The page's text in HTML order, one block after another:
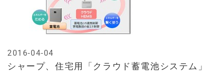
シャープ、住宅用「クラウド蓄電池システム」
2016-04-04